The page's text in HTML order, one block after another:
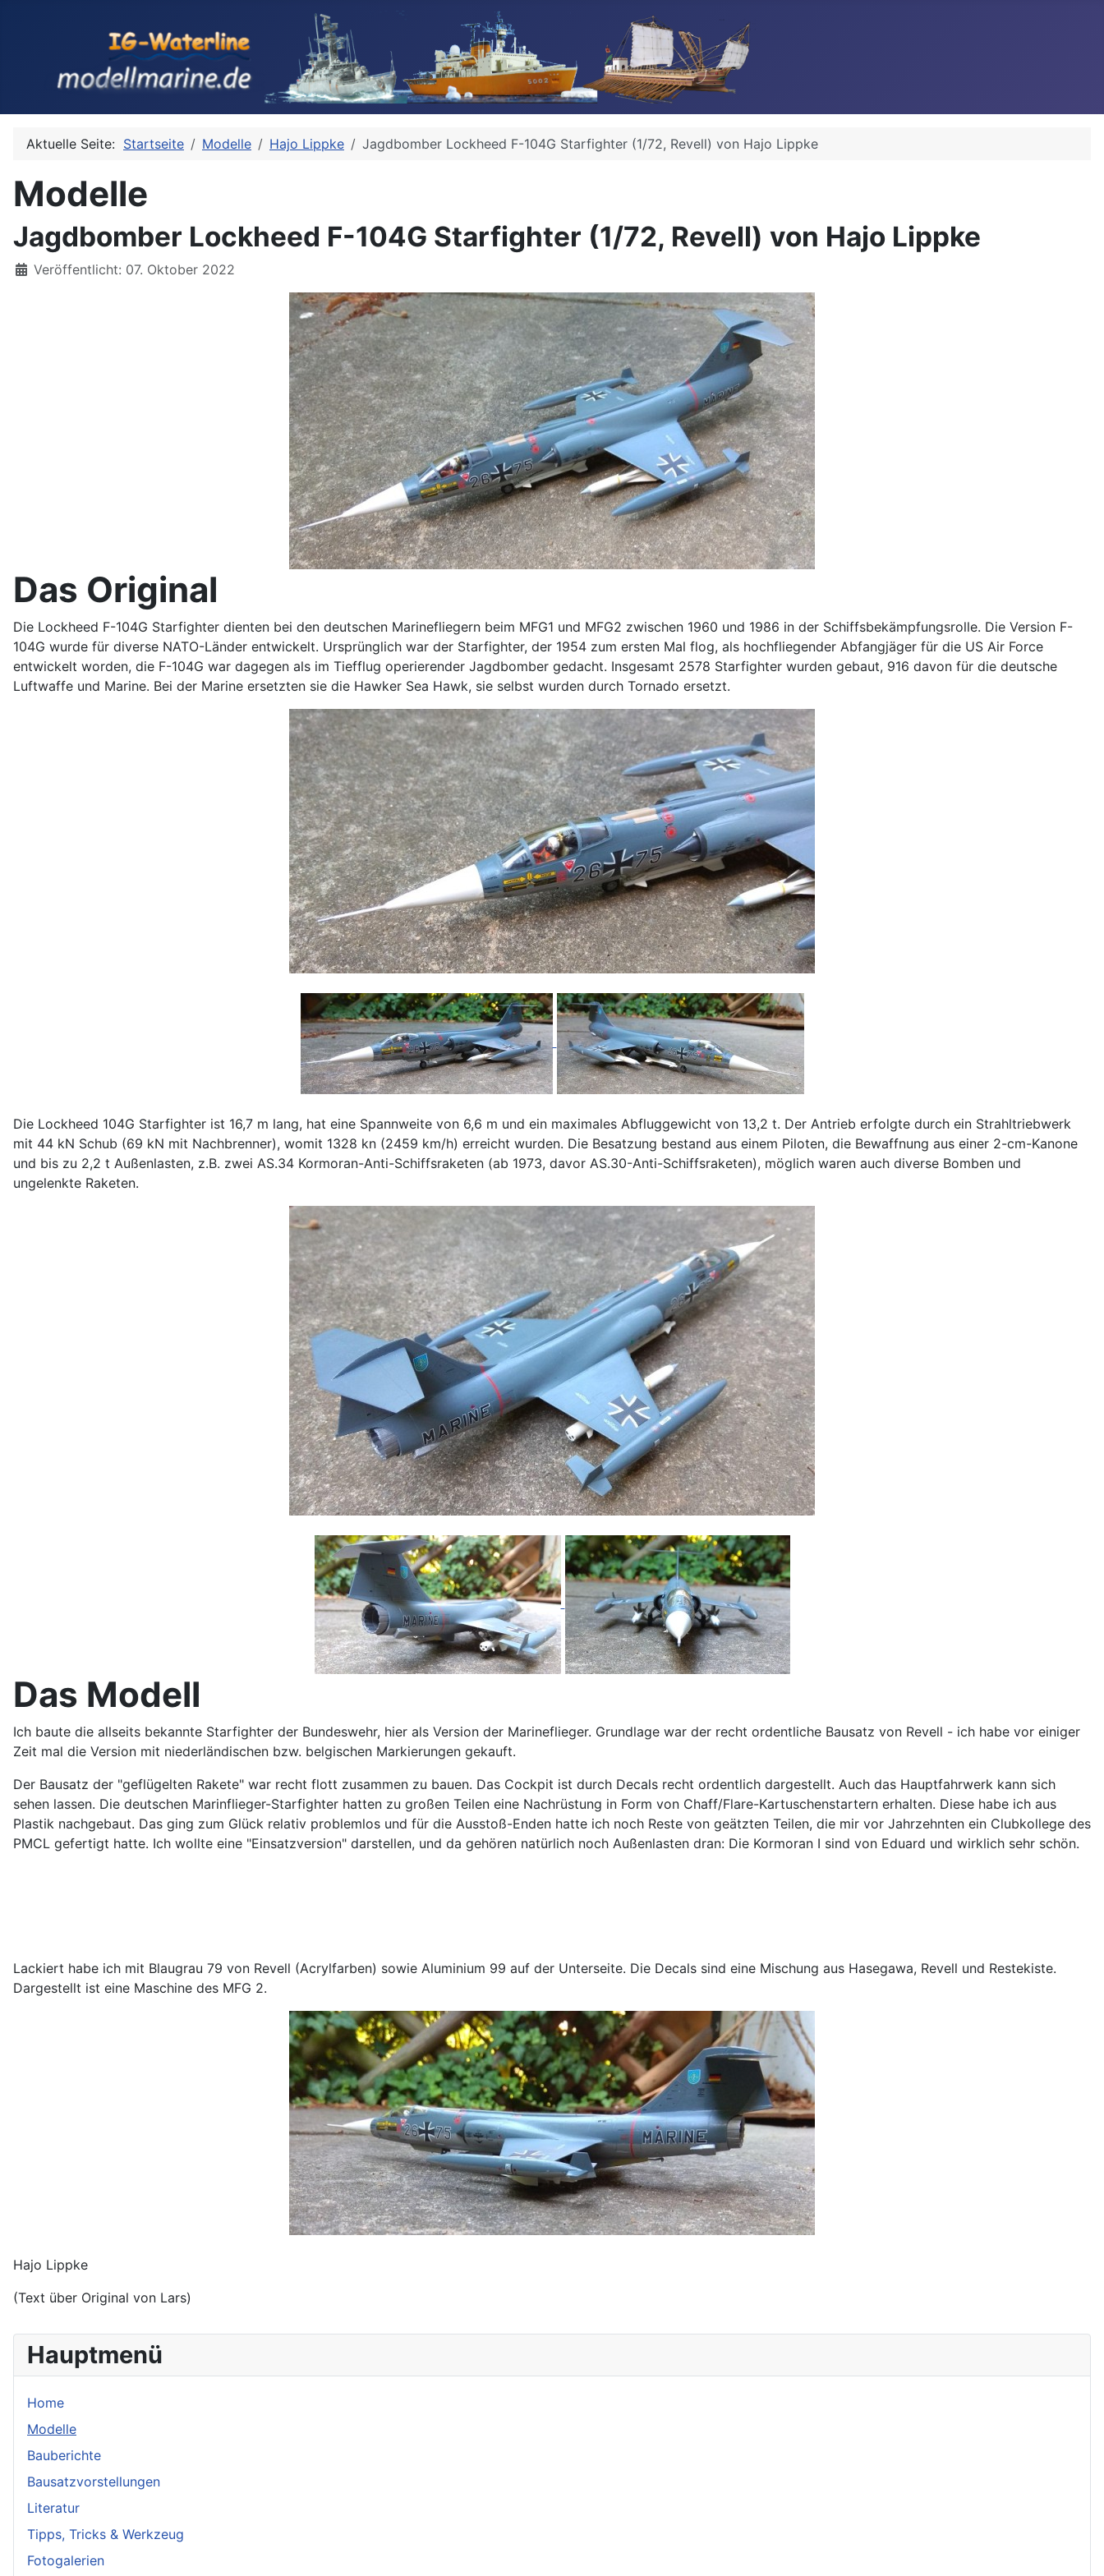
Hauptmenü
Home
Modelle
Bauberichte
Bausatzvorstellungen
Literatur
Tipps, Tricks & Werkzeug
Fotogalerien
Aktuelle Seite: Startseite Modelle Hajo Lippke Jagdbomber Lockheed F-104G Starfighter (1/72, Revell) von Hajo Lippke
Modelle
Jagdbomber Lockheed F-104G Starfighter (1/72, Revell) von Hajo Lippke
Details
Veröffentlicht: 07. Oktober 2022
Das Original
Die Lockheed F-104G Starfighter dienten bei den deutschen Marinefliegern beim MFG1 und MFG2 zwischen 1960 und 1986 in der Schiffsbekämpfungsrolle. Die Version F-
104G wurde für diverse NATO-Länder entwickelt. Ursprünglich war der Starfighter, der 1954 zum ersten Mal flog, als hochfliegender Abfangjäger für die US Air Force
entwickelt worden, die F-104G war dagegen als im Tiefflug operierender Jagdbomber gedacht. Insgesamt 2578 Starfighter wurden gebaut, 916 davon für die deutsche
Luftwaffe und Marine. Bei der Marine ersetzten sie die Hawker Sea Hawk, sie selbst wurden durch Tornado ersetzt.
Die Lockheed 104G Starfighter ist 16,7 m lang, hat eine Spannweite von 6,6 m und ein maximales Abfluggewicht von 13,2 t. Der Antrieb erfolgte durch ein Strahltriebwerk
mit 44 kN Schub (69 kN mit Nachbrenner), womit 1328 kn (2459 km/h) erreicht wurden. Die Besatzung bestand aus einem Piloten, die Bewaffnung aus einer 2-cm-Kanone
und bis zu 2,2 t Außenlasten, z.B. zwei AS.34 Kormoran-Anti-Schiffsraketen (ab 1973, davor AS.30-Anti-Schiffsraketen), möglich waren auch diverse Bomben und
ungelenkte Raketen.
Das Modell
Ich baute die allseits bekannte Starfighter der Bundeswehr, hier als Version der Marineflieger. Grundlage war der recht ordentliche Bausatz von Revell - ich habe vor einiger
Zeit mal die Version mit niederländischen bzw. belgischen Markierungen gekauft.
Der Bausatz der "geflügelten Rakete" war recht flott zusammen zu bauen. Das Cockpit ist durch Decals recht ordentlich dargestellt. Auch das Hauptfahrwerk kann sich
sehen lassen. Die deutschen Marinflieger-Starfighter hatten zu großen Teilen eine Nachrüstung in Form von Chaff/Flare-Kartuschenstartern erhalten. Diese habe ich aus
Plastik nachgebaut. Das ging zum Glück relativ problemlos und für die Ausstoß-Enden hatte ich noch Reste von geätzten Teilen, die mir vor Jahrzehnten ein Clubkollege des
PMCL gefertigt hatte. Ich wollte eine "Einsatzversion" darstellen, und da gehören natürlich noch Außenlasten dran: Die Kormoran I sind von Eduard und wirklich sehr schön.
Lackiert habe ich mit Blaugrau 79 von Revell (Acrylfarben) sowie Aluminium 99 auf der Unterseite. Die Decals sind eine Mischung aus Hasegawa, Revell und Restekiste.
Dargestellt ist eine Maschine des MFG 2.
Hajo Lippke
(Text über Original von Lars)